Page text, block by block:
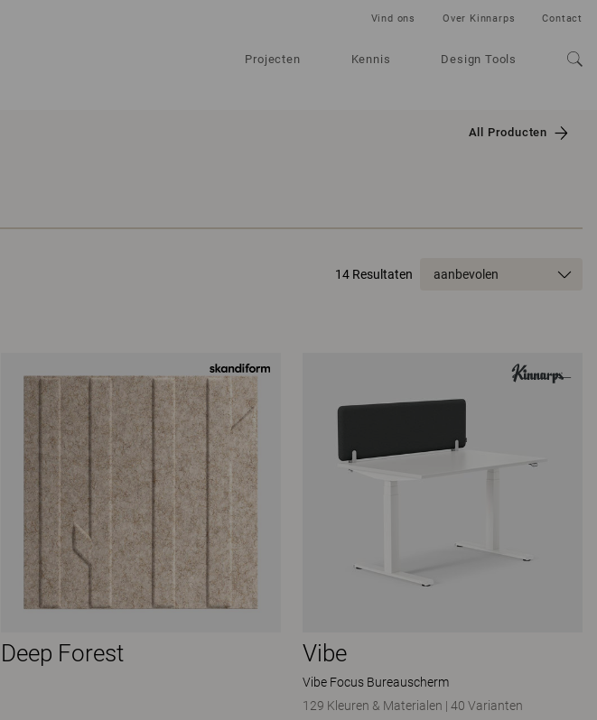
Projecten Kennis Design Tools
Vind ons Over Kinnarps Contact
All Producten
14 Resultaten aanbevolen
Deep Forest Vibe
Vibe Focus Bureauscherm
129 Kleuren & Materialen | 40 Varianten